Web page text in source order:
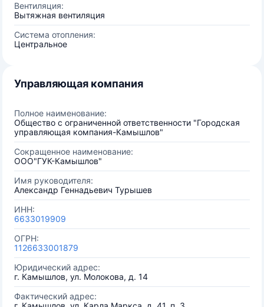
Вентиляция:
Вытяжная вентиляция
Система отопления:
Центральное
Управляющая компания
Полное наименование:
Общество с ограниченной ответственности "Городская
управляющая компания-Камышлов"
Сокращенное наименование:
ООО"ГУК-Камышлов"
Имя руководителя:
Александр Геннадьевич Турышев
ИНН:
6633019909
ОГРН:
1126633001879
Юридический адрес:
г. Камышлов, ул. Молокова, д. 14
Фактический адрес: